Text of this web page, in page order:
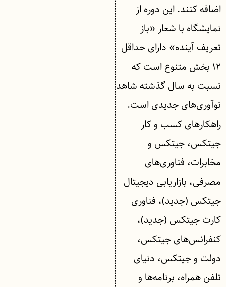
اضافه کنند. این دوره از
نمایشگاه با شعار «باز
تعریف آینده» دارای حداقل
۱۲ بخش متنوع است که
نسبت به سال گذشته شاهد
نوآوری‌های جدیدی است.
راهکارهای کسب و کار
جیتکس، جیتکس و
مخابرات، فناوری‌های
مصرفی، بازاریابی دیجیتال
جیتکس (جدید)، فناوری
کارت جیتکس (جدید)،
کنفرانس‌های جیتکس،
دولت و جیتکس، دنیای
تلفن همراه، برنامه‌ها و